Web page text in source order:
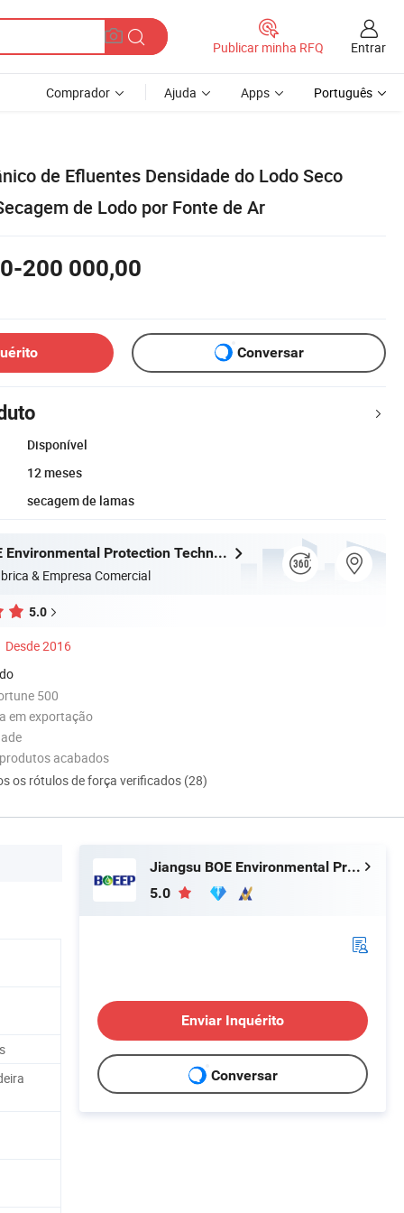
Publicar minha RFQ Entrar
Comprador Ajuda Apps Português
de Efluentes Densidade do Lodo Seco
de Lodo por Fonte de Ar
200 000,00
Conversar
Disponível
12 meses
secagem de lamas
Jiangsu BOE Environmental Protection Technology Co., Ltd.
& Empresa Comercial
5.0
Desde 2016
500
em exportação
acabados
os rótulos de força verificados (28)
Jiangsu BOE Environmental Protection Technology Co., Ltd.
5.0
Enviar Inquérito
Conversar